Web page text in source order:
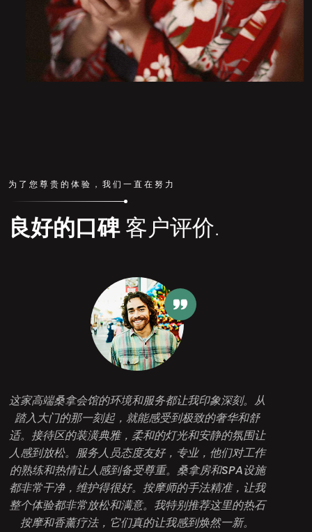
为了您尊贵的体验，我们一直在努力
良好的口碑 客户评价.
这家高端桑拿会馆的环境和服务都让我印象深刻。从
踏入大门的那一刻起，就能感受到极致的奢华和舒
适。接待区的装潢典雅，柔和的灯光和安静的氛围让
人感到放松。服务人员态度友好，专业，他们对工作
的熟练和热情让人感到备受尊重。桑拿房和SPA设施
都非常干净，维护得很好。按摩师的手法精准，让我
整个体验都非常放松和满意。我特别推荐这里的热石
按摩和香薰疗法，它们真的让我感到焕然一新。